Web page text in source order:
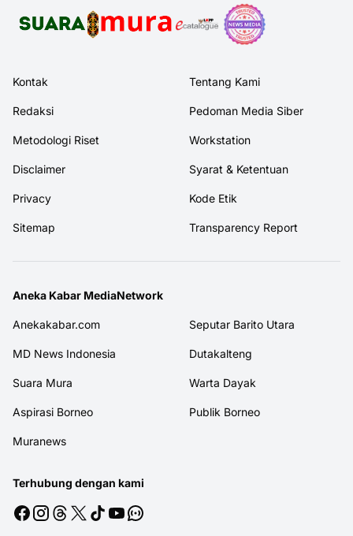
Kontak Tentang Kami
Redaksi Pedoman Media Siber
Metodologi Riset Workstation
Disclaimer Syarat & Ketentuan
Privacy Kode Etik
Sitemap Transparency Report
Aneka Kabar MediaNetwork
Anekakabar.com Seputar Barito Utara
MD News Indonesia Dutakalteng
Suara Mura Warta Dayak
Aspirasi Borneo Publik Borneo
Muranews
Terhubung dengan kami